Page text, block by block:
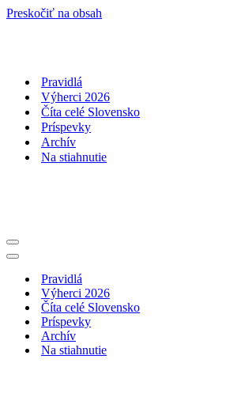
Preskočiť na obsah
Pravidlá
Výherci 2026
Číta celé Slovensko
Príspevky
Archív
Na stiahnutie
Menu
navigácie
Menu
navigáciePravidlá
Výherci 2026
Číta celé Slovensko
Príspevky
Archív
Na stiahnutie